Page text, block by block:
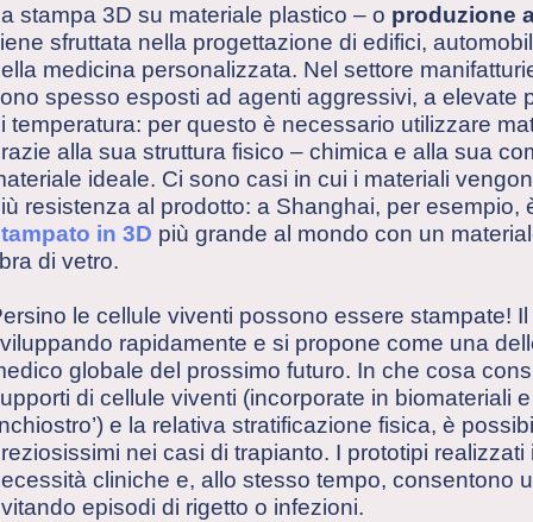
stampa 3D su materiale plastico – o produzione
sfruttata nella progettazione di edifici,
medicina personalizzata. Nel settore
spesso esposti ad agenti aggressivi, a elevate
temperatura: per questo è necessario utilizzare
alla sua struttura fisico – chimica e alla sua
ideale. Ci sono casi in cui i materiali
resistenza al prodotto: a Shanghai, per esempio,
in 3D più grande al mondo con un
di vetro.
le cellule viventi possono essere stampate! Il
rapidamente e si propone come una
globale del prossimo futuro. In che cosa
di cellule viventi (incorporate in biomateriali
e la relativa stratificazione fisica, è
nei casi di trapianto. I prototipi
cliniche e, allo stesso tempo, consentono
episodi di rigetto o infezioni.